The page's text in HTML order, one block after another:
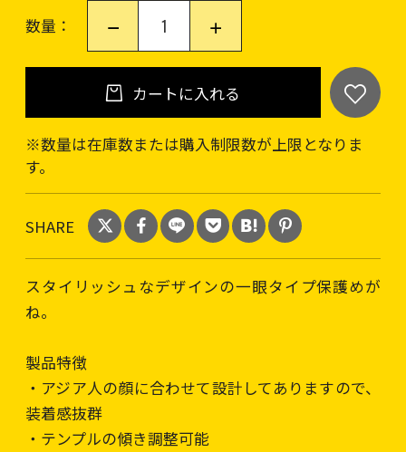
数量：
カートに入れる
※数量は在庫数または購入制限数が上限となりま
す。
SHARE
スタイリッシュなデザインの一眼タイプ保護めが
ね。
製品特徴
・アジア人の顔に合わせて設計してありますので、
装着感抜群
・テンプルの傾き調整可能